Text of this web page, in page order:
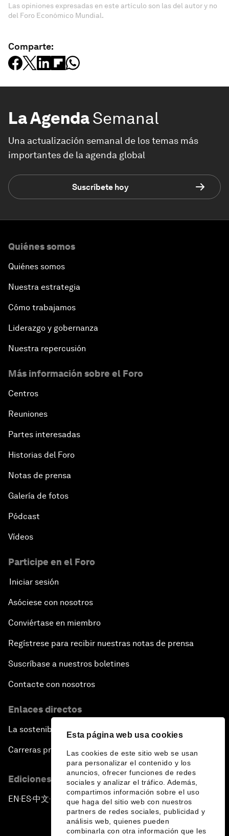
Esta página web usa cookies
Las cookies de este sitio web se usan
para personalizar el contenido y los
anuncios, ofrecer funciones de redes
sociales y analizar el tráfico. Además,
compartimos información sobre el uso
que haga del sitio web con nuestros
partners de redes sociales, publicidad y
análisis web, quienes pueden
combinarla con otra información que les
Las opiniones expresadas en este artículo son las del autor y no
del Foro Económico Mundial.
Comparte:
La AgendaSemanal
Una actualización semanal de los temas más
importantes de la agenda global
Suscríbete hoy
Quiénes somos
Quiénes somos
Nuestra estrategia
Cómo trabajamos
Liderazgo y gobernanza
Nuestra repercusión
Más información sobre el Foro
Centros
Reuniones
Partes interesadas
Historias del Foro
Notas de prensa
Galería de fotos
Pódcast
Vídeos
Participe en el Foro
Iniciar sesión
Asóciese con nosotros
Conviértase en miembro
Regístrese para recibir nuestras notas de prensa
Suscríbase a nuestros boletines
Contacte con nosotros
Enlaces directos
La sostenibilidad en el Foro
Carreras profesionales
Ediciones en otros idiomas
EN ▪ES▪中文▪ 日本語